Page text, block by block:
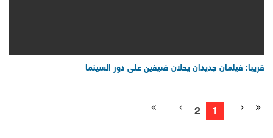
قريبا: فيلمان جديدان يحلان ضيفين على دور السينما
1
2